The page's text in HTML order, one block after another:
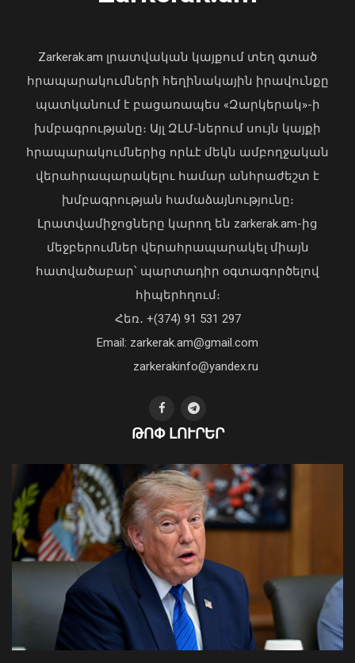
Ավելացել են շինարարության ոլորտից
պետբյուջե վճարված հարկային
եկամուտները. Քաղաքաշինության
կոմիտեի նախագահի ուղերձը
09 Օգոստոս, 2026 12:20
Սևանա լճի լողափերից մեկում
քաղաքացիները հեծանիվ-նավակով
հեռացել են ափից և չեն կարողացել
վերադառնալ․ օգնության են հասել
փրկարարները
09 Օգոստոս, 2026 12:14
դեմ ծանր պայքարում»․ կյանքից
հեռացել է Արսեն Ասլանյանը
04 Օգոստոս, 2026 19:12
Կաթողիկոսը պետք է օրենքի առաջ
Zarkerak.am լրատվական կայքում տեղ գտած
հրապարակումների հեղինակային իրավունքը
պատկանում է բացառապես «Զարկերակ»-ի
խմբագրությանը։ Այլ ԶԼՄ-ներում սույն կայքի
հրապարակումներից որևէ մեկն ամբողջական
վերահրապարակելու համար անհրաժեշտ է
խմբագրության համաձայնությունը։
Լրատվամիջոցները կարող են zarkerak.am-ից
մեջբերումներ վերահրապարակել միայն
հատվածաբար՝ պարտադիր օգտագործելով
հիպերհղում։
Հեռ․ +(374) 91 531 297
Email: zarkerak.am@gmail.com
zarkerakinfo@yandex.ru
ԹՈՓ ԼՈՒՐԵՐ